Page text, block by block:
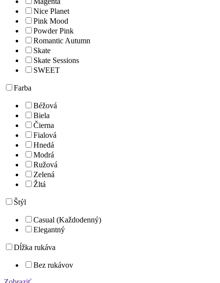
Nice Planet
Pink Mood
Powder Pink
Romantic Autumn
Skate
Skate Sessions
SWEET
Farba
Béžová
Biela
Čierna
Fialová
Hnedá
Modrá
Ružová
Zelená
Žltá
Štýl
Casual (Každodenný)
Elegantný
Dĺžka rukáva
Bez rukávov